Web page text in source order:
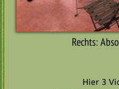
Rechts:
Hier 3